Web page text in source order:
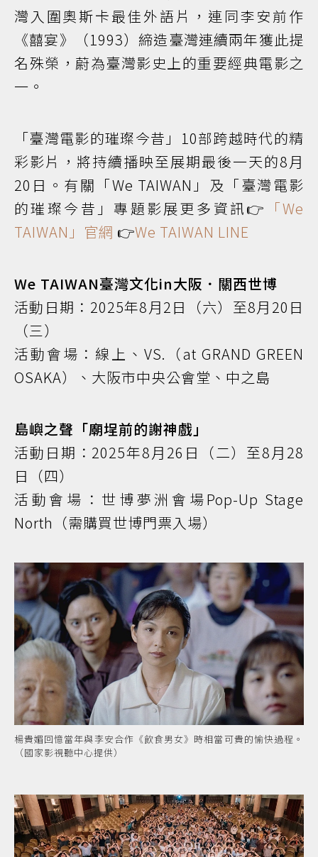
灣入圍奧斯卡最佳外語片，連同李安前作
《囍宴》（1993）締造臺灣連續兩年獲此提
名殊榮，蔚為臺灣影史上的重要經典電影之
一。
「臺灣電影的璀璨今昔」10部跨越時代的精
彩影片，將持續播映至展期最後一天的8月
20日。有關「We TAIWAN」及「臺灣電影
的璀璨今昔」專題影展更多資訊👉 「We
TAIWAN」官網 👉We TAIWAN LINE
We TAIWAN臺灣文化in大阪．關西世博
活動日期：2025年8月2日（六）至8月20日
（三）
活動會場：線上、VS.（at GRAND GREEN
OSAKA）、大阪市中央公會堂、中之島
島嶼之聲「廟埕前的謝神戲」
活動日期：2025年8月26日（二）至8月28
日（四）
活動會場：世博夢洲會場Pop-Up Stage
North（需購買世博門票入場）
楊貴媚回憶當年與李安合作《飲食男女》時相當可貴的愉快過程。
（國家影視聽中心提供）